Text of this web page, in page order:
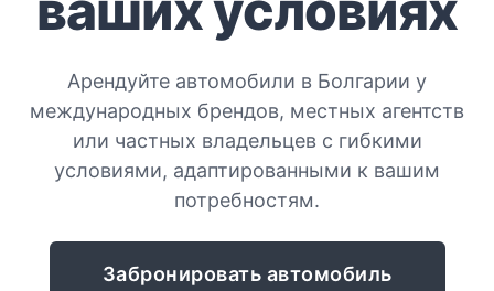
Арендуйте автомобили в Болгарии у
международных брендов, местных агентств
или частных владельцев с гибкими
условиями, адаптированными к вашим
потребностям.
Забронировать автомобиль